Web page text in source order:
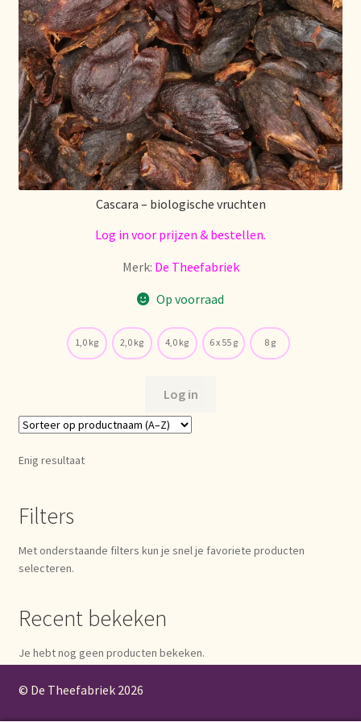
Allgemeine Geschäftsbedingungen
Assortiment
Assortiment
Asuntos de existencias
Bestellung und Lieferzeit
Betalen en kortingen
Bienvenue dans notre commerce de gros de thé !
Bio-Zertifikate
Biologische certificaten
Boletín informativo
Commande et délai de livraison
Cascara – biologische vruchten
Log in voor prijzen & bestellen.
Merk: De Theefabriek
Op voorraad
1,0 kg 2,0 kg 4,0 kg 6 x 55 g 8 g
Log in
Enig resultaat
Filters
Met onderstaande filters kun je snel je favoriete producten
selecteren.
Recent bekeken
Je hebt nog geen producten bekeken.
© De Theefabriek 2026